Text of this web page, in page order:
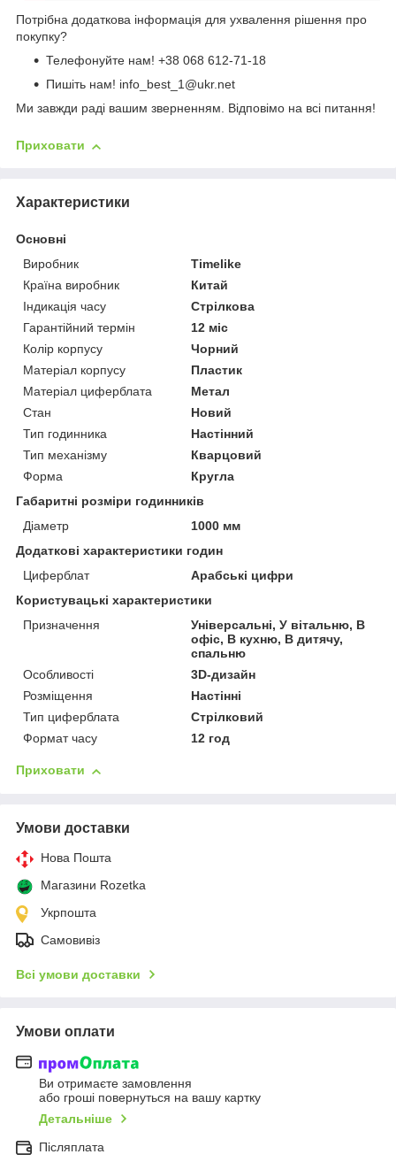
Потрібна додаткова інформація для ухвалення рішення про
покупку?
Телефонуйте нам! +38 068 612-71-18
Пишіть нам! info_best_1@ukr.net
Ми завжди раді вашим зверненням. Відповімо на всі питання!
Приховати
Характеристики
Основні
Виробник
Timelike
Країна виробник
Китай
Індикація часу
Стрілкова
Гарантійний термін
12 міс
Колір корпусу
Чорний
Матеріал корпусу
Пластик
Матеріал циферблата
Метал
Стан
Новий
Тип годинника
Настінний
Тип механізму
Кварцовий
Форма
Кругла
Габаритні розміри годинників
Діаметр
1000 мм
Додаткові характеристики годин
Циферблат
Арабські цифри
Користувацькі характеристики
Призначення
Універсальні, У вітальню, В
офіс, В кухню, В дитячу,
спальню
Особливості
3D-дизайн
Розміщення
Настінні
Тип циферблата
Стрілковий
Формат часу
12 год
Приховати
Умови доставки
Нова Пошта
Магазини Rozetka
Укрпошта
Самовивіз
Всі умови доставки
Умови оплати
Ви отримаєте замовлення
або гроші повернуться на вашу картку
Детальніше
Післяплата